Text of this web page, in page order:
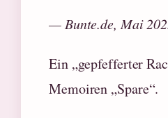
— Bunte.de, Mai
Ein „gepfefferter
Memoiren „Spare“.